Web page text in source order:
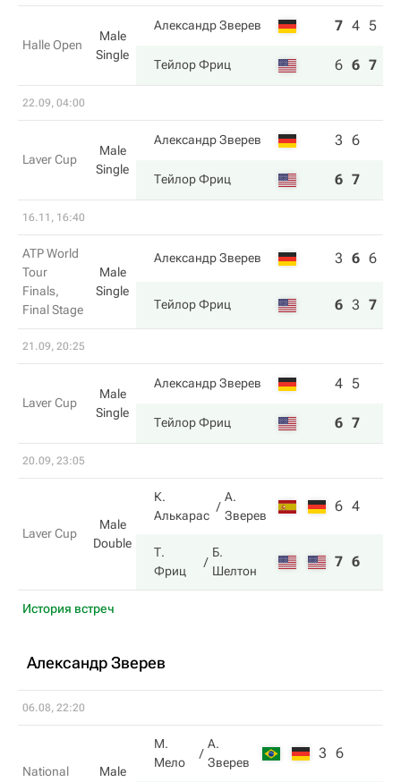
Halle Open
Male
Single
Александр Зверев 7 4 5
Тейлор Фриц 6 6 7
22.09, 04:00
Laver Cup
Male
Single
Александр Зверев 3 6
Тейлор Фриц 6 7
16.11, 16:40
ATP World
Tour
Finals,
Final Stage
Male
Single
Александр Зверев 3 6 6
Тейлор Фриц 6 3 7
21.09, 20:25
Laver Cup
Male
Single
Александр Зверев 4 5
Тейлор Фриц 6 7
20.09, 23:05
Laver Cup
Male
Double
К.
Алькарас
А.
Зверев
6 4
Т.
Фриц
Б.
Шелтон
7 6
История встреч
Александр Зверев
06.08, 22:20
National
Male
М.
Мело
А.
Зверев
3 6